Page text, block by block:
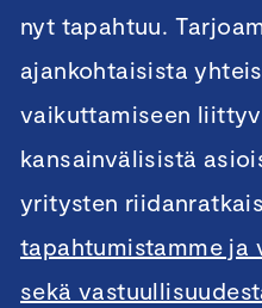
nyt tapahtuu.
ajankohtaisista
vaikuttamiseen
kansainvälisistä
yritysten
tapahtumistamme ja
sekä